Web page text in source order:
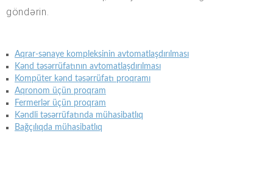
göndərin.
Aqrar-sənaye kompleksinin avtomatlaşdırılması
Kənd təsərrüfatının avtomatlaşdırılması
Kompüter kənd təsərrüfatı proqramı
Aqronom üçün proqram
Fermerlər üçün proqram
Kəndli təsərrüfatında mühasibatlıq
Bağçılıqda mühasibatlıq